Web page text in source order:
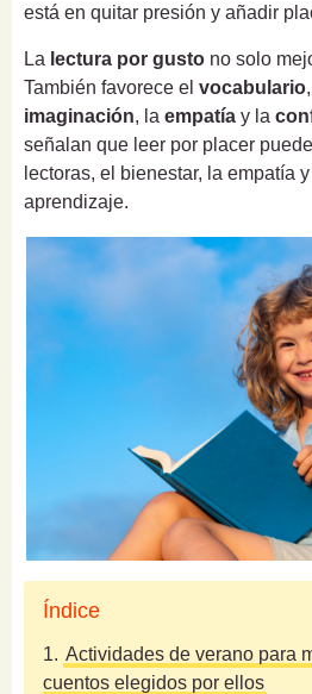
está en quitar presión y añadir
La lectura por gusto no solo
También favorece el vocabulario
imaginación, la empatía y la
señalan que leer por placer
lectoras, el bienestar, la empatía
aprendizaje.
Índice
1. Actividades de verano para
cuentos elegidos por ellos